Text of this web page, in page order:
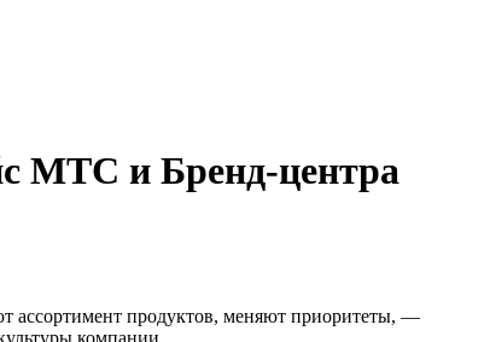
МТС и Бренд-центра
ассортимент продуктов, меняют приоритеты, —
компании.